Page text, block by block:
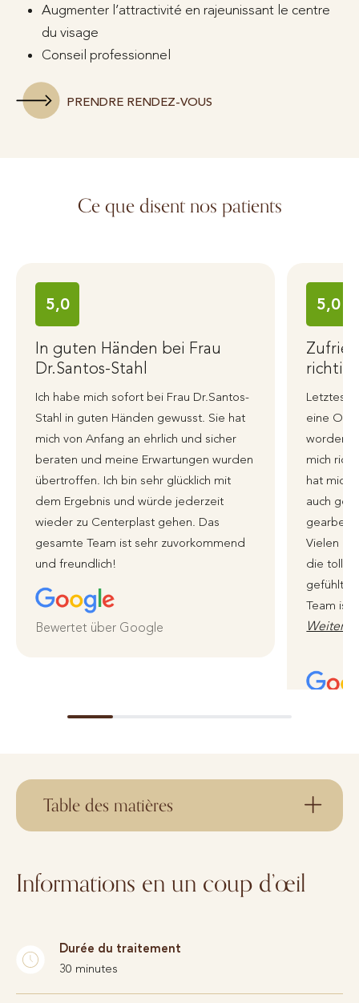
Augmenter l’attractivité en rajeunissant le centre
du visage
Conseil professionnel
PRENDRE RENDEZ-VOUS
Ce que disent nos patients
5,0
In guten Händen bei Frau
Dr.Santos-Stahl
Ich habe mich sofort bei Frau Dr.Santos-
Stahl in guten Händen gewusst. Sie hat
mich von Anfang an ehrlich und sicher
beraten und meine Erwartungen wurden
übertroffen. Ich bin sehr glücklich mit
dem Ergebnis und würde jederzeit
wieder zu Centerplast gehen. Das
gesamte Team ist sehr zuvorkommend
und freundlich!
Bewertet über Google
5,0
richtig
Letztes
eine
worden,
mich
hat mich
auch
Vielen
die tolle
gefühlt
Team ist
Table des matières
Informations en un coup d’œil
Durée du traitement
30 minutes